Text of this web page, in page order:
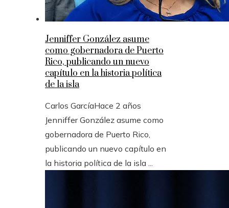
Jenniffer González asume
como gobernadora de Puerto
Rico, publicando un nuevo
capítulo en la historia política
de la isla
Carlos GarcíaHace 2 años
Jenniffer González asume como
gobernadora de Puerto Rico,
publicando un nuevo capítulo en
la historia política de la isla ...